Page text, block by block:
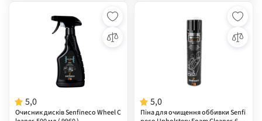
5,0
Очисник дисків Senfineco Wheel C
5,0
Піна для очищення оббивки Senfi